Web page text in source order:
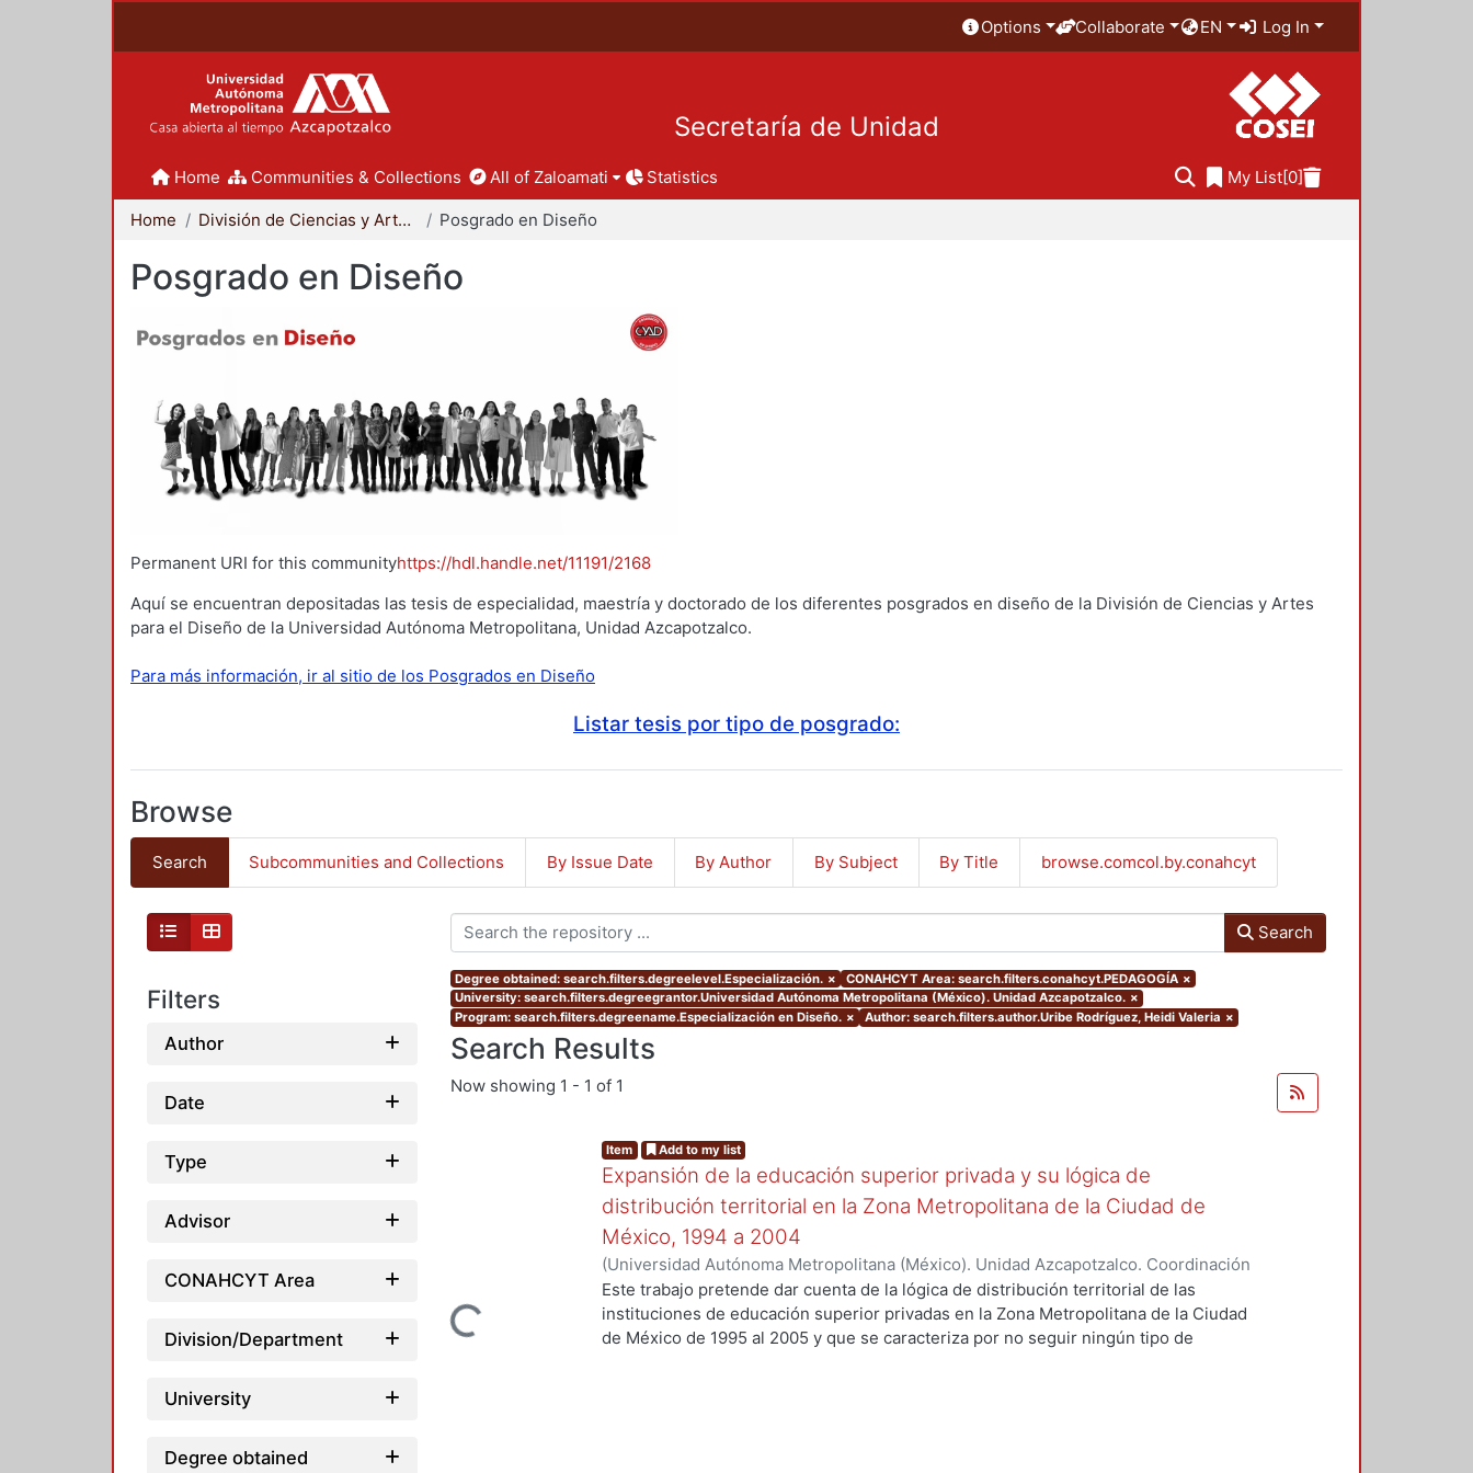
Options Collaborate EN Log In
Secretaría de Unidad
Home Communities & Collections All of Zaloamati Statistics My List[0]
Home División de Ciencias y Artes para el Diseño Posgrado en Diseño
Posgrado en Diseño
Permanent URI for this communityhttps://hdl.handle.net/11191/2168
Aquí se encuentran depositadas las tesis de especialidad, maestría y doctorado de los diferentes posgrados en diseño de la División de Ciencias y Artes
para el Diseño de la Universidad Autónoma Metropolitana, Unidad Azcapotzalco.
Para más información, ir al sitio de los Posgrados en Diseño
Listar tesis por tipo de posgrado:
Browse
Search Subcommunities and Collections By Issue Date By Author By Subject By Title browse.comcol.by.conahcyt
Filters
Author
Date
Type
Advisor
CONAHCYT Area
Division/Department
University
Degree obtained
Search
Degree obtained: search.filters.degreelevel.Especialización. × CONAHCYT Area: search.filters.conahcyt.PEDAGOGÍA ×
University: search.filters.degreegrantor.Universidad Autónoma Metropolitana (México). Unidad Azcapotzalco. ×
Program: search.filters.degreename.Especialización en Diseño. × Author: search.filters.author.Uribe Rodríguez, Heidi Valeria ×
Search Results
Now showing 1 - 1 of 1
Loading...
Item Add to my list
Expansión de la educación superior privada y su lógica de
distribución territorial en la Zona Metropolitana de la Ciudad de
México, 1994 a 2004
(Universidad Autónoma Metropolitana (México). Unidad Azcapotzalco. Coordinación
de Servicios de Información.,2001-05)Uribe Rodríguez, Heidi Valeria
Este trabajo pretende dar cuenta de la lógica de distribución territorial de las
instituciones de educación superior privadas en la Zona Metropolitana de la Ciudad
de México de 1995 al 2005 y que se caracteriza por no seguir ningún tipo de